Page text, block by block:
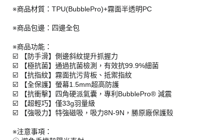
※商品材質：TPU(BubblePro)+霧面半透明PC
※商品包邊：四邊全包
※商品功能：
☑️ 【防手滑】側邊斜紋提升抓握力
☑️ 【極抗菌】通過抗菌檢測，有效抗99.9%細菌
☑️ 【抗指紋】霧面抗污背板、抵禦指紋
☑️ 【全保護】螢幕1.5mm超高防護
☑️ 【抗衝擊】四角硬派氣囊，專利BubblePro® 減震
☑️ 【超輕巧】僅33g羽量級
☑️ 【強吸力】特強磁吸，吸力8N-9N，勝原廠保護殼
※注意事項：